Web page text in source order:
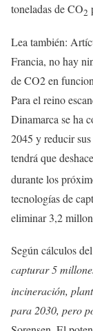
toneladas de CO2
Lea también:
Francia, no hay
de CO2 en
Para el reino
Dinamarca se ha
2045 y reducir
tendrá que
durante los
tecnologías de
eliminar 3,2
Según cálculos
capturar 5
incineración,
para 2030, pero